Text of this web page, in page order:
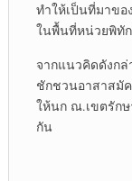
ทำให้เป็นที่มาขอ
ในพื้นที่หน่วยพิทั
จากแนวคิดดังก
ชักชวนอาสาสมั
ให้นก ณ.เขตรัก
กัน